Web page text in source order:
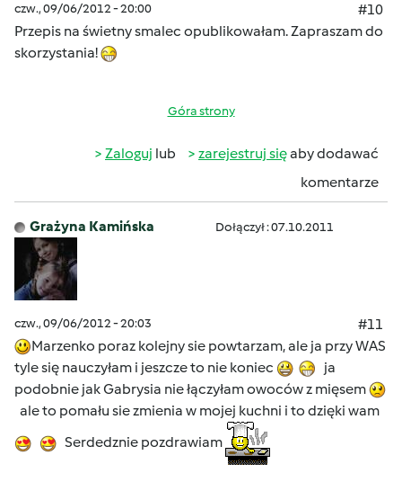
czw., 09/06/2012 - 20:00
#10
Przepis na świetny smalec opublikowałam. Zapraszam do
skorzystania!
Góra strony
Zaloguj lub zarejestruj sięaby dodawać
komentarze
Grażyna Kamińska Dołączył : 07.10.2011
czw., 09/06/2012 - 20:03
#11
Marzenko poraz kolejny sie powtarzam, ale ja przy WAS
tyle się nauczyłam i jeszcze to nie koniec
ja
podobnie jak Gabrysia nie łączyłam owoców z mięsem
ale to pomału sie zmienia w mojej kuchni i to dzięki wam
Serdedznie pozdrawiam